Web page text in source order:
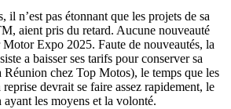
il n’est pas étonnant que les projets de sa
aient pris du retard. Aucune nouveauté
Expo 2025. Faute de nouveautés, la
a baisser ses tarifs pour conserver sa
chez Top Motos), le temps que les
devrait se faire assez rapidement, le
les moyens et la volonté.